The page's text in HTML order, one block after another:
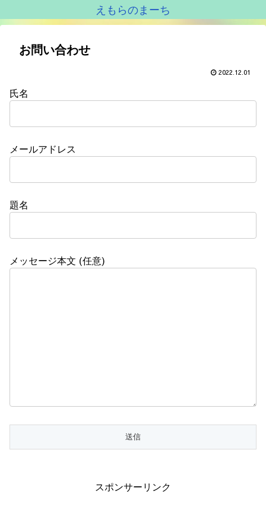
えもらのまーち
お問い合わせ
2022.12.01
氏名
メールアドレス
題名
メッセージ本文 (任意)
スポンサーリンク